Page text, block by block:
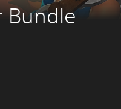
Bundle